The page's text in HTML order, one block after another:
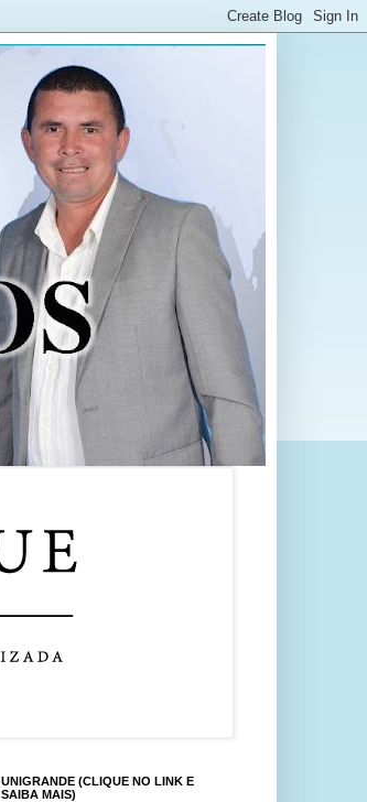
UNIGRANDE (CLIQUE NO LINK E
SAIBA MAIS)